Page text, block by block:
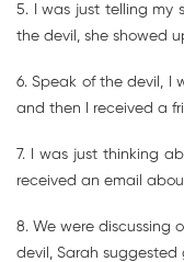
5. I was just telling my
the devil, she showed
6. Speak of the devil, I
and then I received a
7. I was just thinking
received an email
8. We were discussing
devil, Sarah